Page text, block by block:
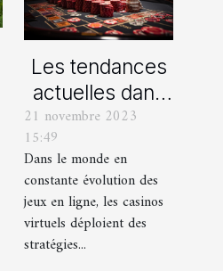
Les tendances
actuelles dans
les offres
promotionnelles
des casinos en
ligne
21 novembre 2023
15:49
Dans le monde en
constante évolution des
jeux en ligne, les casinos
virtuels déploient des
stratégies...